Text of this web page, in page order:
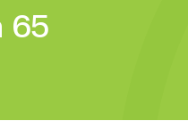
65